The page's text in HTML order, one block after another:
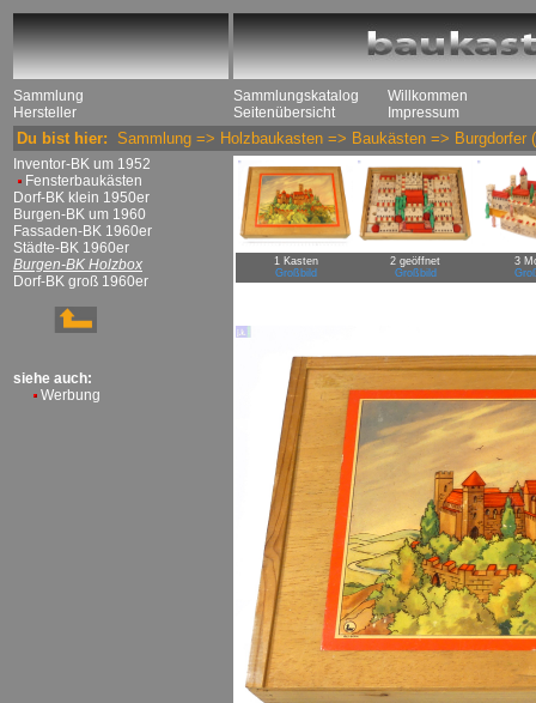
Sammlung
Hersteller
Sammlungskatalog
Seitenübersicht
Willkommen
Impressum
Du bist hier: Sammlung => Holzbaukasten => Baukästen => Burgdorfer
Inventor-BK um 1952
Fensterbaukästen
Dorf-BK klein 1950er
Burgen-BK um 1960
Fassaden-BK 1960er
Städte-BK 1960er
Burgen-BK Holzbox
Dorf-BK groß 1960er
siehe auch:
Werbung
1 Kasten
Großbild
2 geöffnet
Großbild
3